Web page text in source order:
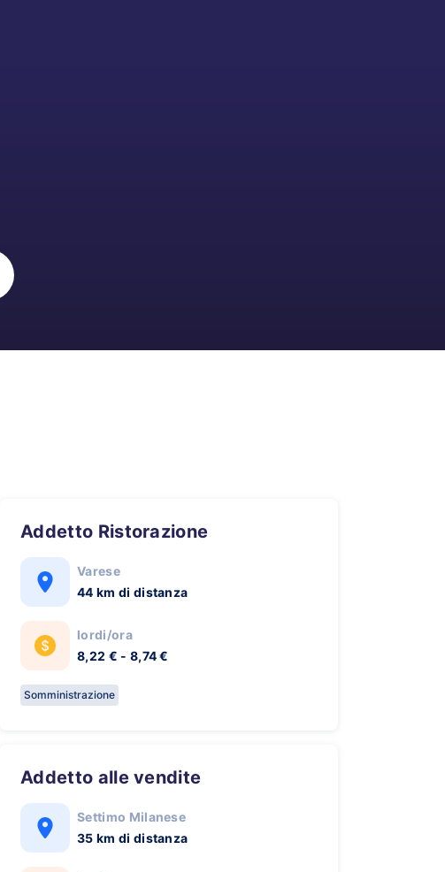
Addetto Ristorazione
Varese
44 km di distanza
lordi/ora
8,22 € - 8,74 €
Somministrazione
Addetto alle vendite
Settimo Milanese
35 km di distanza